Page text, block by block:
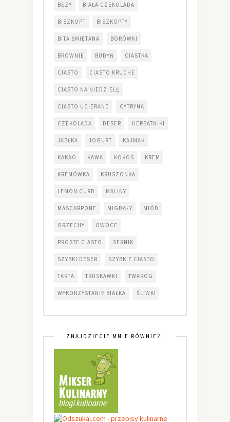
BEZY BIAŁA CZEKOLADA
BISZKOPT BISZKOPTY
BITA ŚMIETANA BORÓWKI
BROWNIE BUDYŃ CIASTKA
CIASTO CIASTO KRUCHE
CIASTO NA NIEDZIELĘ
CIASTO UCIERANE CYTRYNA
CZEKOLADA DESER HERBATNIKI
JABŁKA JOGURT KAJMAK
KAKAO KAWA KOKOS KREM
KREMÓWKA KRUSZONKA
LEMON CURD MALINY
MASCARPONE MIGDAŁY MIÓD
ORZECHY OWOCE
PROSTE CIASTO SERNIK
SZYBKI DESER SZYBKIE CIASTO
TARTA TRUSKAWKI TWARÓG
WYKORZYSTANIE BIAŁKA ŚLIWKI
ZNAJDZIECIE MNIE RÓWNIEŻ: